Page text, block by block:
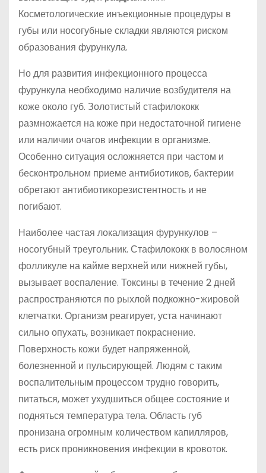
Косметологические инъекционные процедуры в
губы или носогубные складки являются риском
образования фурункула.
Но для развития инфекционного процесса
фурункула необходимо наличие возбудителя на
коже около губ. Золотистый стафилококк
размножается на коже при недостаточной гигиене
или наличии очагов инфекции в организме.
Особенно ситуация осложняется при частом и
бесконтрольном приеме антибиотиков, бактерии
обретают антибиотикорезистентность и не
погибают.
Наиболее частая локализация фурункулов –
носогубный треугольник. Стафилококк в волосяном
фолликуле на кайме верхней или нижней губы,
вызывает воспаление. Токсины в течение 2 дней
распространяются по рыхлой подкожно-жировой
клетчатки. Организм реагирует, уста начинают
сильно опухать, возникает покраснение.
Поверхность кожи будет напряженной,
болезненной и пульсирующей. Людям с таким
воспалительным процессом трудно говорить,
питаться, может ухудшиться общее состояние и
подняться температура тела. Область губ
пронизана огромным количеством капилляров,
есть риск проникновения инфекции в кровоток.